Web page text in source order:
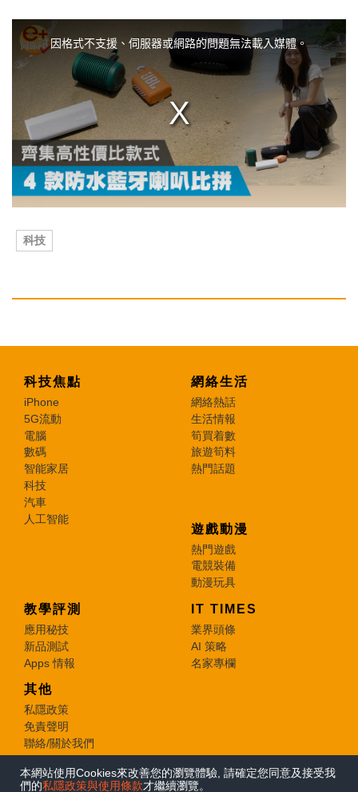
本網站使用Cookies來改善您的瀏覽體驗, 請確定您同意及接受我
們的私隱政策與使用條款才繼續瀏覽。
s
a
d
.
因格式不支援、伺服器或網路的問題無法載入媒體。
科技
科技焦點
iPhone
5G流動
電腦
數碼
智能家居
科技
汽車
人工智能
網絡生活
網絡熱話
生活情報
筍買着數
旅遊筍料
熱門話題
遊戲動漫
熱門遊戲
電競裝備
動漫玩具
教學評測
應用秘技
新品測試
Apps 情報
IT TIMES
業界頭條
AI 策略
名家專欄
其他
私隱政策
免責聲明
聯絡/關於我們
© 2026 e-zone. All Rights Reserved.